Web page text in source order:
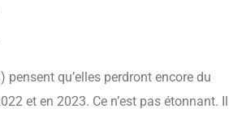
pensent qu’elles perdront encore du
et en 2023. Ce n’est pas étonnant. Il